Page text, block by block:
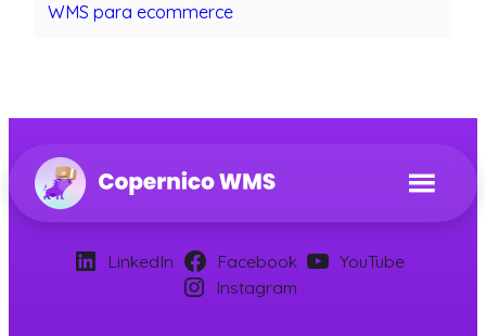
WMS para ecommerce
LinkedIn Facebook
YouTube
Instagram